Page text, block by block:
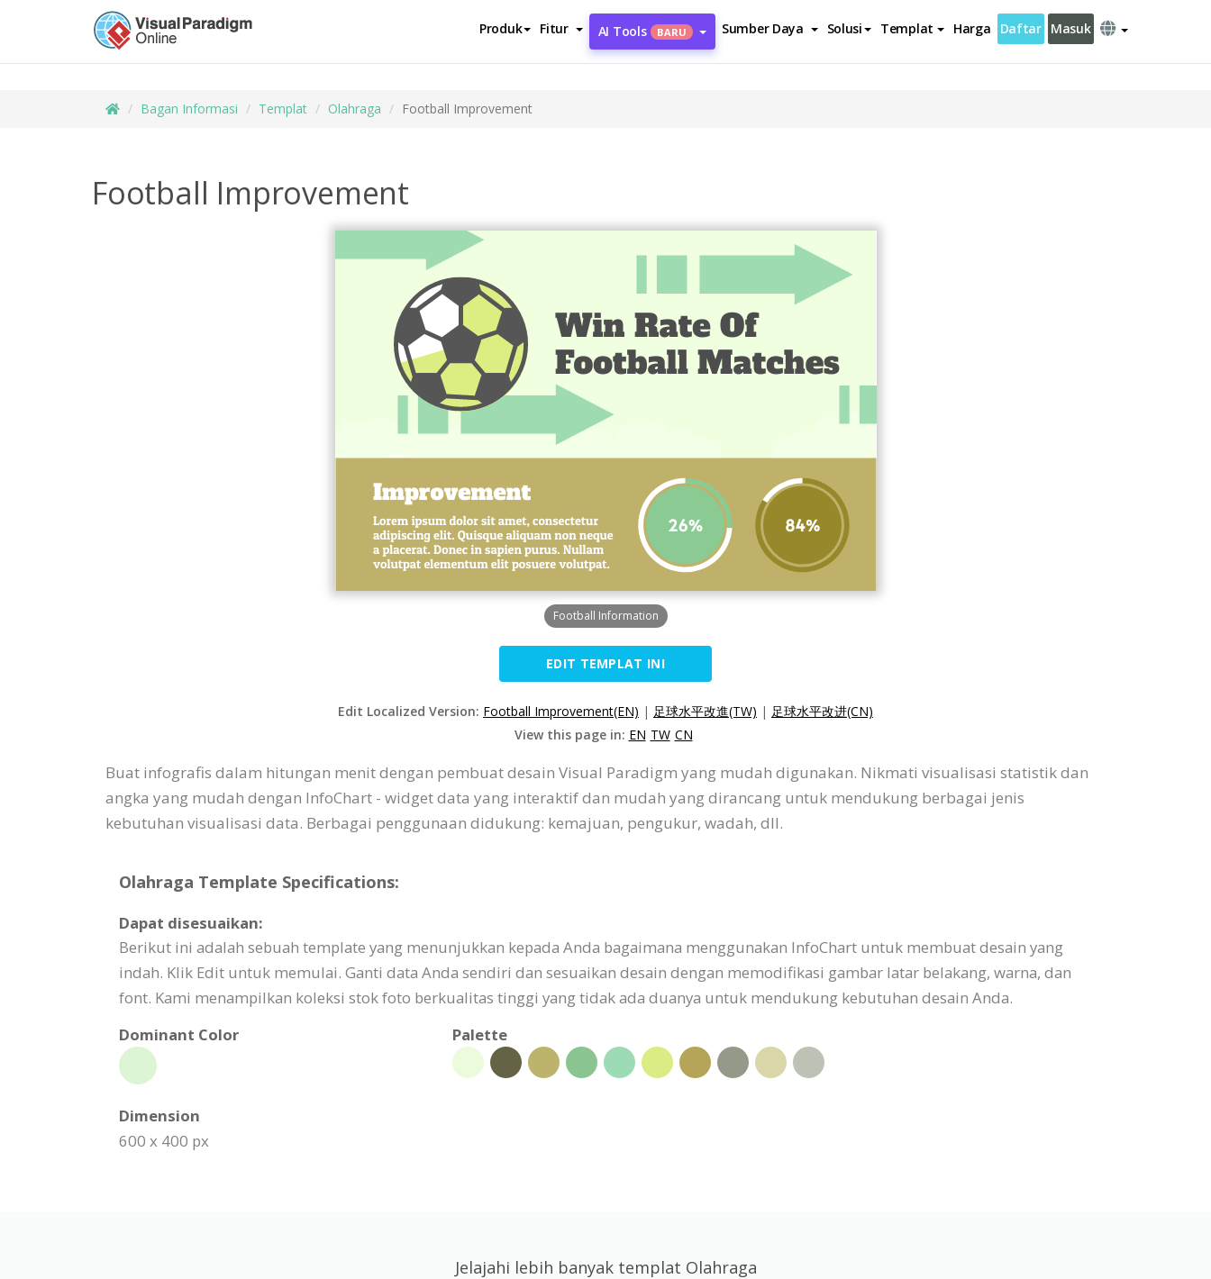
Produk Fitur AI Tools BARU Sumber Daya Solusi Templat Harga Daftar Masuk
Bagan Informasi Templat Olahraga Football Improvement
Football Improvement
Football Information
EDIT TEMPLAT INI
Edit Localized Version: Football Improvement(EN) | 足球水平改進(TW) | 足球水平改进(CN)
View this page in: EN TW CN
Buat infografis dalam hitungan menit dengan pembuat desain Visual Paradigm yang mudah digunakan. Nikmati visualisasi statistik dan
angka yang mudah dengan InfoChart - widget data yang interaktif dan mudah yang dirancang untuk mendukung berbagai jenis
kebutuhan visualisasi data. Berbagai penggunaan didukung: kemajuan, pengukur, wadah, dll.
Olahraga Template Specifications:
Dapat disesuaikan:
Berikut ini adalah sebuah template yang menunjukkan kepada Anda bagaimana menggunakan InfoChart untuk membuat desain yang
indah. Klik Edit untuk memulai. Ganti data Anda sendiri dan sesuaikan desain dengan memodifikasi gambar latar belakang, warna, dan
font. Kami menampilkan koleksi stok foto berkualitas tinggi yang tidak ada duanya untuk mendukung kebutuhan desain Anda.
Dominant Color
Palette
Dimension
600 x 400 px
Jelajahi lebih banyak templat Olahraga